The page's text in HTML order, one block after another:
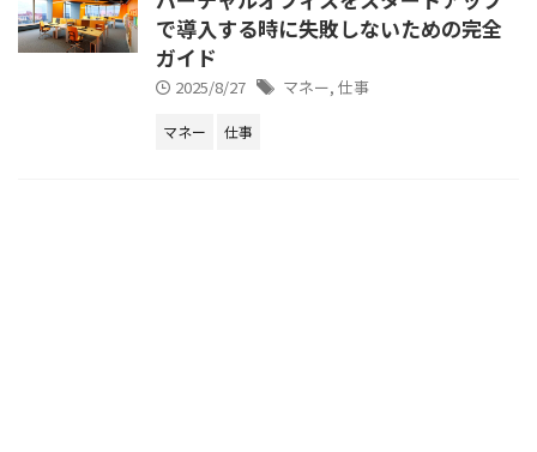
で導入する時に失敗しないための完全
ガイド
2025/8/27 マネー, 仕事
マネー 仕事